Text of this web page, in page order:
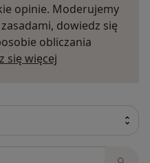
opinie. Moderujemy
dowiedz się
obliczania
się więcej